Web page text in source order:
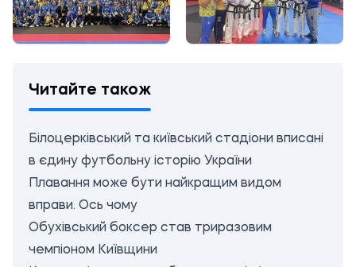
Читайте також
Білоцерківський та київський стадіони вписані
в єдину футбольну історію України
Плавання може бути найкращим видом
вправи. Ось чому
Обухівський боксер став триразовим
чемпіоном Київщини